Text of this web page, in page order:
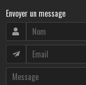
Envoyer un message